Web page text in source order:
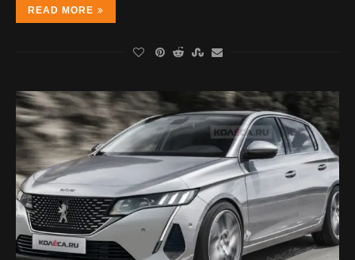
READ MORE